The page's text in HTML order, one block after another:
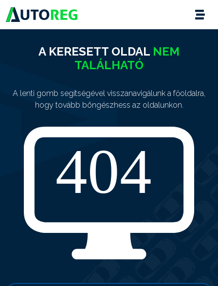
A KERESETT OLDAL NEM
TALÁLHATÓ
A lenti gomb segítségével visszanavigálunk a főoldalra,
hogy tovább böngészhess az oldalunkon.